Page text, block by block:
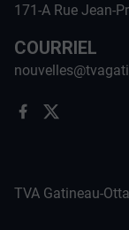
171-A Rue Jean-
COURRIEL
TVA Gatineau-